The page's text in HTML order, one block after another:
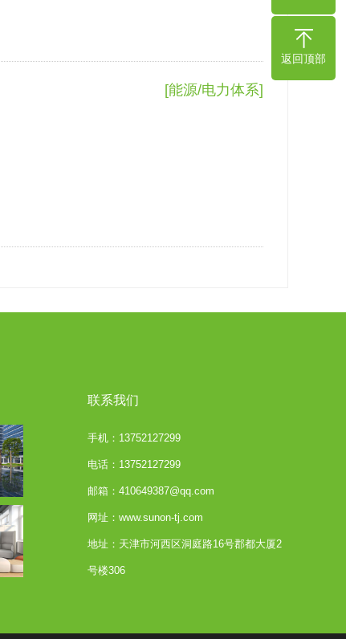
[能源/电力体系]
联系我们
手机：13752127299
电话：13752127299
邮箱：410649387@qq.com
网址：www.sunon-tj.com
地址：天津市河西区洞庭路16号郡都大厦2
号楼306
返回顶部